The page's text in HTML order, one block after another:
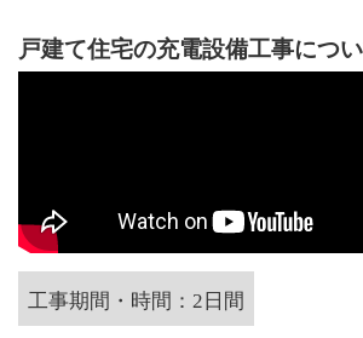
戸建て住宅の充電設備工事につ
工事期間・時間：2日間